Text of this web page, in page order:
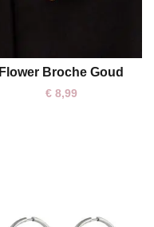
One size
Flower Broche Goud
€8,99